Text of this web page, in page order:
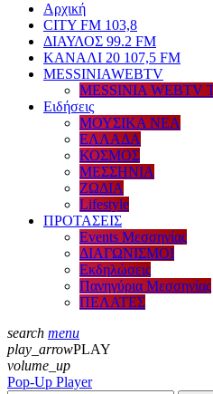
Αρχική
CITY FM 103,8
ΔΙΑΥΛΟΣ 99.2 FM
ΚΑΝΑΛΙ 20 107,5 FM
MESSINIAWEBTV
MESSINIA WEBTV
Eιδήσεις
ΜΟΥΣΙΚΑ ΝΕΑ
ΕΛΛΑΔΑ
ΚΟΣΜΟΣ
ΜΕΣΣΗΝΙΑ
ΖΩΔΙΑ
Lifestyle
ΠΡΟΤΑΣΕΙΣ
Events Μεσσηνίας
ΔΙΑΓΩΝΙΣΜΟΙ
Εκδηλώσεις
Πανηγύρια Μεσσηνίας
ΠΕΛΑΤΕΣ
search menu
play_arrowPLAY
volume_up
Pop-Up Player